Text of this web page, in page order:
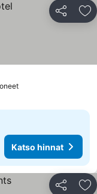
Jaa
Katso hinnat
Jaa